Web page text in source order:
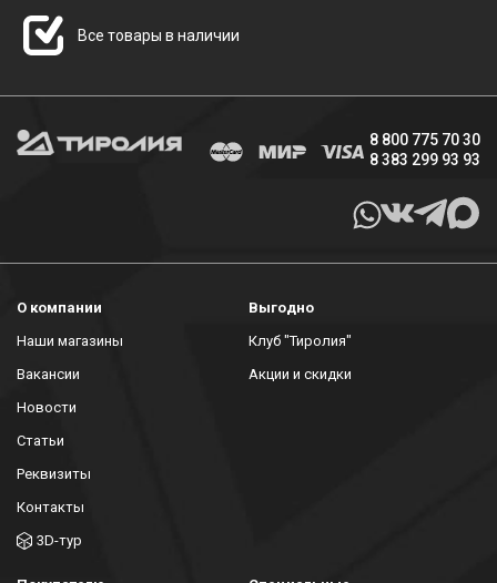
Все товары в наличии
8 800 775 70 30
8 383 299 93 93
О компании
Наши магазины
Вакансии
Новости
Статьи
Реквизиты
Контакты
3D-тур
Выгодно
Клуб "Тиролия"
Акции и скидки